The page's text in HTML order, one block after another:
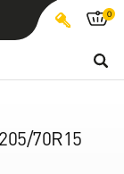
0
70R15